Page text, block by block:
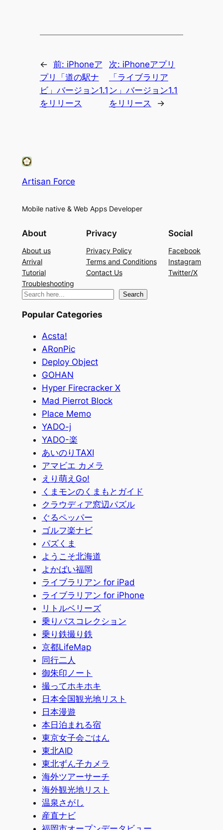
← 前: iPhoneア
プリ「道の駅ナ
ビ」バージョン1.1
をリリース
次: iPhoneアプリ
「ライブラリア
ン」バージョン1.1
をリリース
→
Artisan Force
Mobile native & Web Apps Developer
About
About us
Arrival
Tutorial
Troubleshooting
Privacy
Privacy Policy
Terms and Conditions
Contact Us
Social
Facebook
Instagram
Twitter/X
検
Search
Popular Categories
Acsta!
ARonPic
Deploy Object
GOHAN
Hyper Firecracker X
Mad Pierrot Block
Place Memo
YADO-j
YADO-楽
あいのりTAXI
アマビエ カメラ
えり萌えGo!
くまモンのくまもとガイド
クラウディア窓辺パズル
ぐるペッパー
ゴルフ楽ナビ
パズくま
ようこそ北海道
よかばい福岡
ライブラリアン for iPad
ライブラリアン for iPhone
リトルベリーズ
乗りバスコレクション
乗り鉄撮り鉄
京都LifeMap
同行二人
御朱印ノート
撮ってホキホキ
日本全国観光地リスト
日本漫遊
本日泊まれる宿
東京女子会ごはん
東北AID
東北ずん子カメラ
海外ツアーサーチ
海外観光地リスト
温泉さがし
産直ナビ